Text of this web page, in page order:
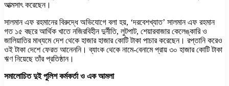
আত্মসাৎ করেছেন।
সালমান এফ রহমানের বিরুদ্ধে অভিযোগে বলা হয়, ‘দরবেশখ্যাত’ সালমান এফ রহমান
গত ১৫ বছরে আর্থিক খাতে নজিরবিহীন দুর্নীতি, লুটপাট, শেয়ারবাজার কেলেঙ্কারি ও
জালিয়াতির মাধ্যমে দেশ থেকে হাজার হাজার কোটি টাকা পাচার করেছেন। রপ্তানি করেও
ওই টাকা দেশে ফেরত আনেননি। ব্যাংক থেকে নামে-বেনামে প্রায় ৩০ হাজার কোটি টাকা
ঋণ নিয়েছে তাঁর প্রতিষ্ঠান।
সমালোচিত দুই পুলিশ কর্মকর্তা ও এক আমলা